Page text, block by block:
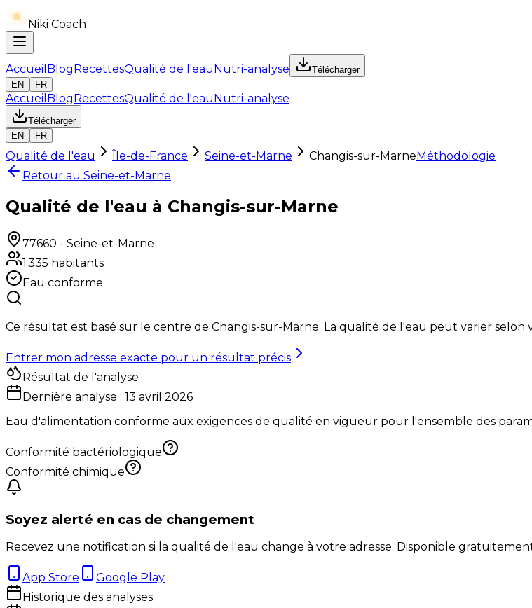
Niki Coach
Accueil BlogRecettesQualité de l'eauNutri-analyse
Télécharger
EN
FR
Accueil BlogRecettesQualité de l'eauNutri-analyse
Télécharger
EN
FR
Qualité de l'eau Île-de-France Seine-et-Marne Changis-sur-MarneMéthodologie
Retour au Seine-et-Marne
Qualité de l'eau à Changis-sur-Marne
77660 - Seine-et-Marne
1 335 habitants
Eau conforme
Ce résultat est basé sur le centre de Changis-sur-Marne. La qualité de l'eau peut varier selon
Entrer mon adresse exacte pour un résultat précis
Résultat de l'analyse
Dernière analyse : 13 avril 2026
Eau d'alimentation conforme aux exigences de qualité en vigueur pour l'ensemble des
Conformité bactériologique
Conformité chimique
Soyez alerté en cas de changement
Recevez une notification si la qualité de l'eau change à votre adresse. Disponible
App Store
Google Play
Historique des analyses